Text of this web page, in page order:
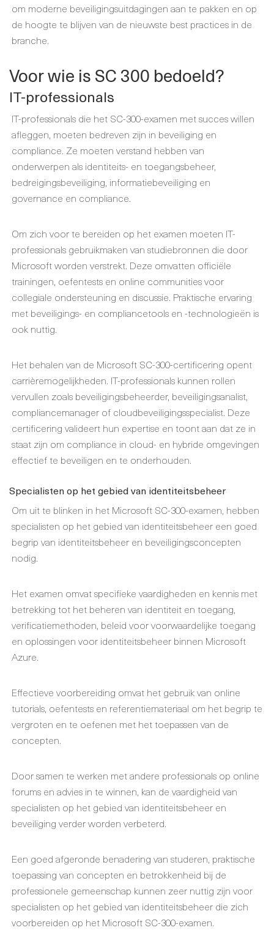
om moderne beveiligingsuitdagingen aan te pakken en op
de hoogte te blijven van de nieuwste best practices in de
branche.
Voor wie is SC 300 bedoeld?
IT-professionals
IT-professionals die het SC-300-examen met succes willen
afleggen, moeten bedreven zijn in beveiliging en
compliance. Ze moeten verstand hebben van
onderwerpen als identiteits- en toegangsbeheer,
bedreigingsbeveiliging, informatiebeveiliging en
governance en compliance.
Om zich voor te bereiden op het examen moeten IT-
professionals gebruikmaken van studiebronnen die door
Microsoft worden verstrekt. Deze omvatten officiële
trainingen, oefentests en online communities voor
collegiale ondersteuning en discussie. Praktische ervaring
met beveiligings- en compliancetools en -technologieën is
ook nuttig.
Het behalen van de Microsoft SC-300-certificering opent
carrièremogelijkheden. IT-professionals kunnen rollen
vervullen zoals beveiligingsbeheerder, beveiligingsanalist,
compliancemanager of cloudbeveiligingsspecialist. Deze
certificering valideert hun expertise en toont aan dat ze in
staat zijn om compliance in cloud- en hybride omgevingen
effectief te beveiligen en te onderhouden.
Specialisten op het gebied van identiteitsbeheer
Om uit te blinken in het Microsoft SC-300-examen, hebben
specialisten op het gebied van identiteitsbeheer een goed
begrip van identiteitsbeheer en beveiligingsconcepten
nodig.
Het examen omvat specifieke vaardigheden en kennis met
betrekking tot het beheren van identiteit en toegang,
verificatiemethoden, beleid voor voorwaardelijke toegang
en oplossingen voor identiteitsbeheer binnen Microsoft
Azure.
Effectieve voorbereiding omvat het gebruik van online
tutorials, oefentests en referentiemateriaal om het begrip te
vergroten en te oefenen met het toepassen van de
concepten.
Door samen te werken met andere professionals op online
forums en advies in te winnen, kan de vaardigheid van
specialisten op het gebied van identiteitsbeheer en
beveiliging verder worden verbeterd.
Een goed afgeronde benadering van studeren, praktische
toepassing van concepten en betrokkenheid bij de
professionele gemeenschap kunnen zeer nuttig zijn voor
specialisten op het gebied van identiteitsbeheer die zich
voorbereiden op het Microsoft SC-300-examen.